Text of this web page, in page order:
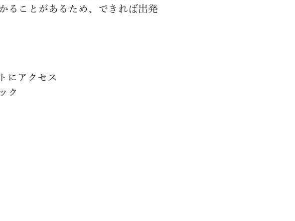
ることがあるため、できれば出発
にアクセス
ク